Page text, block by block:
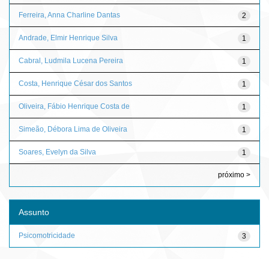
2
Ferreira, Anna Charline Dantas
1
Andrade, Elmir Henrique Silva
1
Cabral, Ludmila Lucena Pereira
1
Costa, Henrique César dos Santos
1
Oliveira, Fábio Henrique Costa de
1
Simeão, Débora Lima de Oliveira
1
Soares, Evelyn da Silva
próximo >
Assunto
3
Psicomotricidade